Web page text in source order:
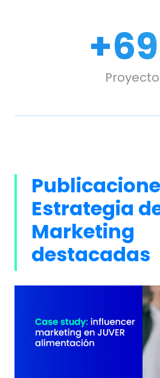
+
Estrategia
Marketing
destacadas